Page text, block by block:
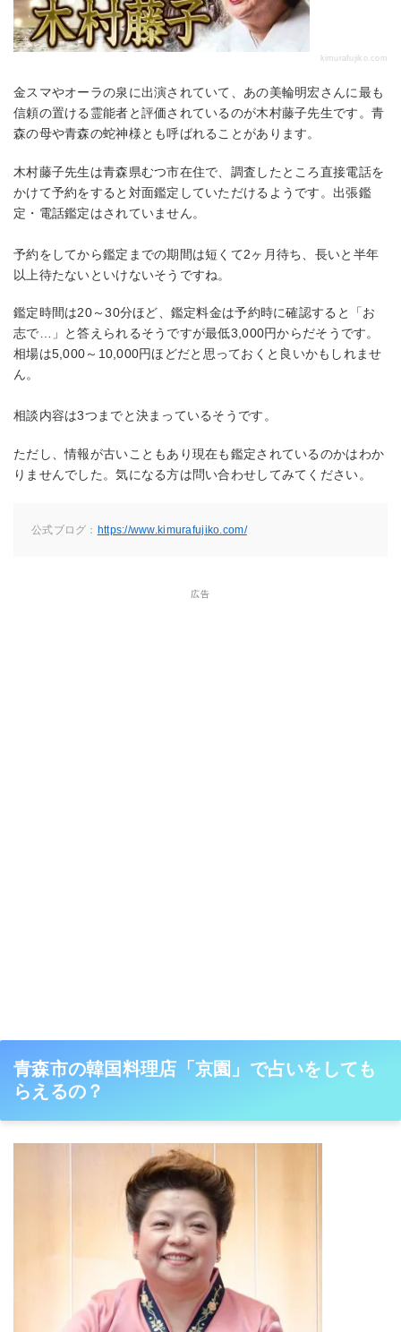
kimurafujiko.com
金スマやオーラの泉に出演されていて、あの美輪明宏さんに最も
信頼の置ける霊能者と評価されているのが木村藤子先生です。青
森の母や青森の蛇神様とも呼ばれることがあります。
木村藤子先生は青森県むつ市在住で、調査したところ直接電話を
かけて予約をすると対面鑑定していただけるようです。出張鑑
定・電話鑑定はされていません。
予約をしてから鑑定までの期間は短くて2ヶ月待ち、長いと半年
以上待たないといけないそうですね。
鑑定時間は20～30分ほど、鑑定料金は予約時に確認すると「お
志で…」と答えられるそうですが最低3,000円からだそうです。
相場は5,000～10,000円ほどだと思っておくと良いかもしれませ
ん。
相談内容は3つまでと決まっているそうです。
ただし、情報が古いこともあり現在も鑑定されているのかはわか
りませんでした。気になる方は問い合わせしてみてください。
公式ブログ： https://www.kimurafujiko.com/
広告
青森市の韓国料理店「京園」で占いをしても
らえるの？